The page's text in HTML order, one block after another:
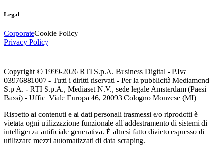
Legal
CorporateCookie Policy
Privacy Policy
Copyright © 1999-2026 RTI S.p.A. Business Digital - P.Iva
03976881007 - Tutti i diritti riservati - Per la pubblicità Mediamond
S.p.A. - RTI S.p.A., Mediaset N.V., sede legale Amsterdam (Paesi
Bassi) - Uffici Viale Europa 46, 20093 Cologno Monzese (MI)
Rispetto ai contenuti e ai dati personali trasmessi e/o riprodotti è
vietata ogni utilizzazione funzionale all’addestramento di sistemi di
intelligenza artificiale generativa. È altresì fatto divieto espresso di
utilizzare mezzi automatizzati di data scraping.